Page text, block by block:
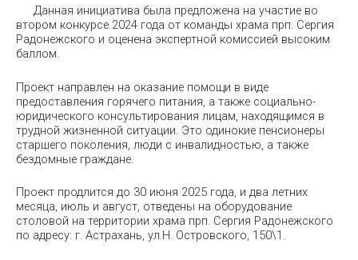
Данная инициатива была предложена на участие во
втором конкурсе 2024 года от команды храма прп. Сергия
Радонежского и оценена экспертной комиссией высоким
баллом.
Проект направлен на оказание помощи в виде
предоставления горячего питания, а также социально-
юридического консультирования лицам, находящимся в
трудной жизненной ситуации. Это одинокие пенсионеры
старшего поколения, люди с инвалидностью, а также
бездомные граждане.
Проект продлится до 30 июня 2025 года, и два летних
месяца, июль и август, отведены на оборудование
столовой на территории храма прп. Сергия Радонежского
по адресу: г. Астрахань, ул.Н. Островского, 150\1.